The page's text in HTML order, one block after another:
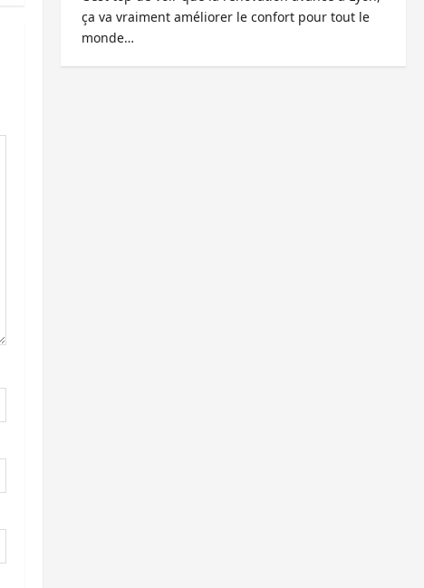
ça va vraiment améliorer le confort pour tout le
monde…